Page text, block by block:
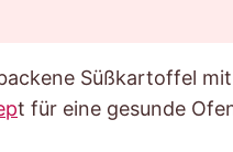
Süßkartoffel
t für eine gesunde